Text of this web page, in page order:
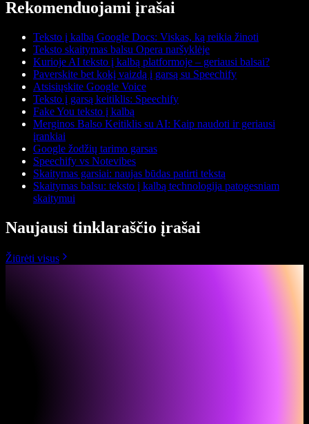
Rekomenduojami įrašai
Teksto į kalbą Google Docs: Viskas, ką reikia žinoti
Teksto skaitymas balsu Opera naršyklėje
Kurioje AI teksto į kalbą platformoje – geriausi balsai?
Paverskite bet kokį vaizdą į garsą su Speechify
Atsisiųskite Google Voice
Teksto į garsą keitiklis: Speechify
Fake You teksto į kalbą
Merginos Balso Keitiklis su AI: Kaip naudoti ir geriausi
įrankiai
Google žodžių tarimo garsas
Speechify vs Notevibes
Skaitymas garsiai: naujas būdas patirti tekstą
Skaitymas balsu: teksto į kalbą technologija patogesniam
skaitymui
Naujausi tinklaraščio įrašai
Žiūrėti visus